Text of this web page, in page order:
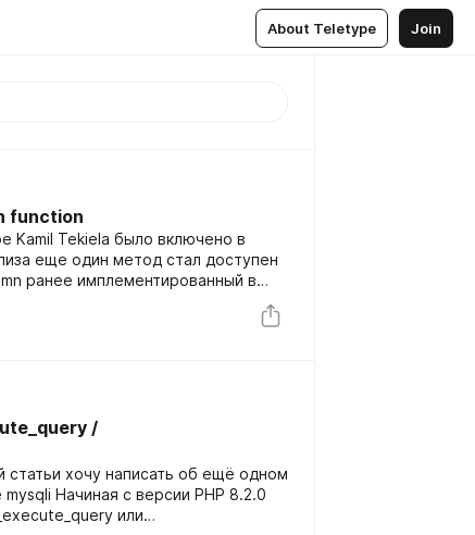
About Teletype Join
function
Kamil Tekiela было включено в
еще один метод стал доступен
ранее имплементированный в
/
хочу написать об ещё одном
Начиная с версии PHP 8.2.0
или